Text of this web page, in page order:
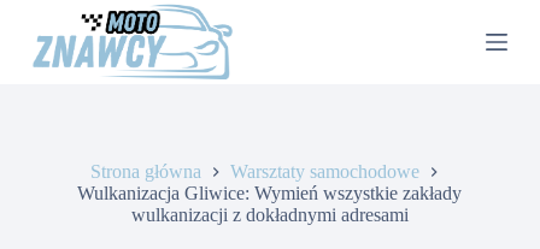
Strona główna
Warsztaty samochodowe
Wulkanizacja Gliwice: Wymień wszystkie zakłady
wulkanizacji z dokładnymi adresami